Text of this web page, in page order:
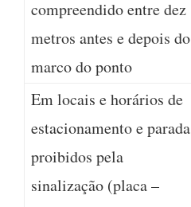
compreendido entre dez
metros antes e depois do
marco do ponto
Em locais e horários de
estacionamento e parada
proibidos pela
sinalização (placa –